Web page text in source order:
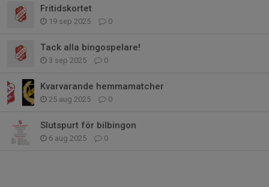
Fritidskortet
19 sep 2025 0
Tack alla bingospelare!
3 sep 2025 0
Kvarvarande hemmamatcher
25 aug 2025 0
Slutspurt för bilbingon
6 aug 2025 0